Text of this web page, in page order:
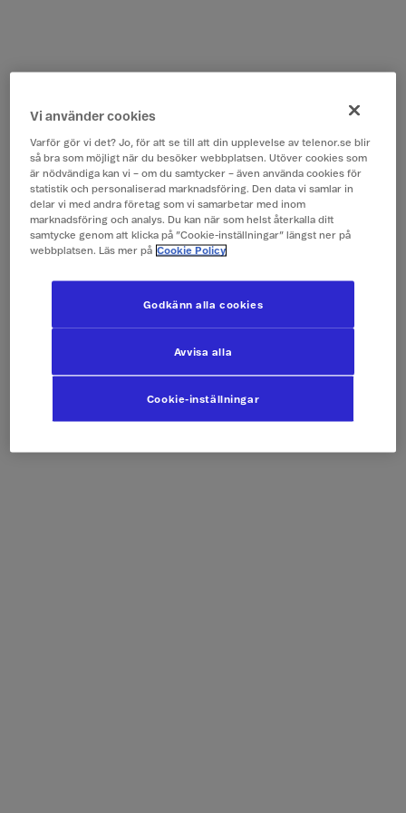
Vi använder cookies
Varför gör vi det? Jo, för att se till att din upplevelse av telenor.se blir
så bra som möjligt när du besöker webbplatsen. Utöver cookies som
är nödvändiga kan vi – om du samtycker – även använda cookies för
statistik och personaliserad marknadsföring. Den data vi samlar in
delar vi med andra företag som vi samarbetar med inom
marknadsföring och analys. Du kan när som helst återkalla ditt
samtycke genom att klicka på ”Cookie-inställningar” längst ner på
webbplatsen. Läs mer på Cookie Policy
Cookie-inställningar
Avvisa alla
Godkänn alla cookies